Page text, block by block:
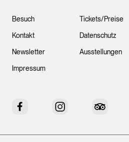
Besuch
Kontakt
Newsletter
Impressum
Tickets/Preise
Datenschutz
Ausstellungen
Facebook Instagram Tripadvisor